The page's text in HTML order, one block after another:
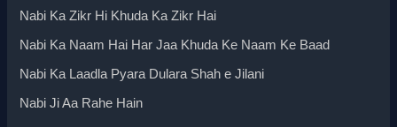
Nabi Ka Zikr Hi Khuda Ka Zikr Hai
Nabi Ka Naam Hai Har Jaa Khuda Ke Naam Ke Baad
Nabi Ka Laadla Pyara Dulara Shah e Jilani
Nabi Ji Aa Rahe Hain